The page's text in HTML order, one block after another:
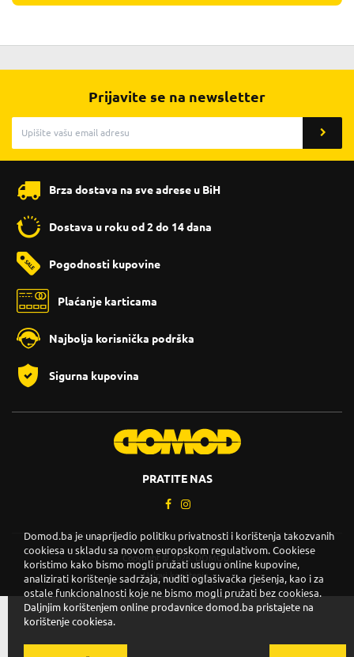
Prijavite se na newsletter
Brza dostava na sve adrese u BiH
Dostava u roku od 2 do 14 dana
Pogodnosti kupovine
Plaćanje karticama
Najbolja korisnička podrška
Sigurna kupovina
PRATITE NAS
Copyright © 2026. DOMOD.
Uslovi korištenja.
Domod.ba je unaprijedio politiku privatnosti i korištenja takozvanih
cookiesa u skladu sa novom europskom regulativom. Cookiese
koristimo kako bismo mogli pružati uslugu online kupovine,
analizirati korištenje sadržaja, nuditi oglašivačka rješenja, kao i za
ostale funkcionalnosti koje ne bismo mogli pružati bez cookiesa.
Daljnjim korištenjem online prodavnice domod.ba pristajete na
korištenje cookiesa.